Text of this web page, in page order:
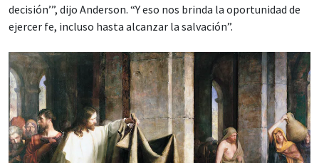
decisión’”, dijo Anderson. “Y eso nos brinda la oportunidad de
ejercer fe, incluso hasta alcanzar la salvación”.